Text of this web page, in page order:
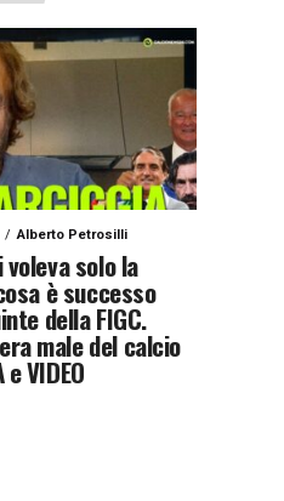
Alberto Petrosilli
solo la
è successo
della FIGC.
male del calcio
VIDEO